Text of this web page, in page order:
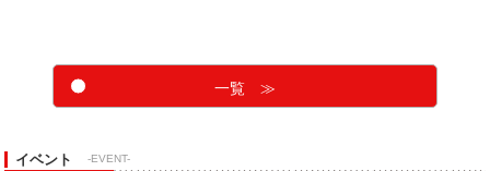
一覧 ≫
イベント -EVENT-